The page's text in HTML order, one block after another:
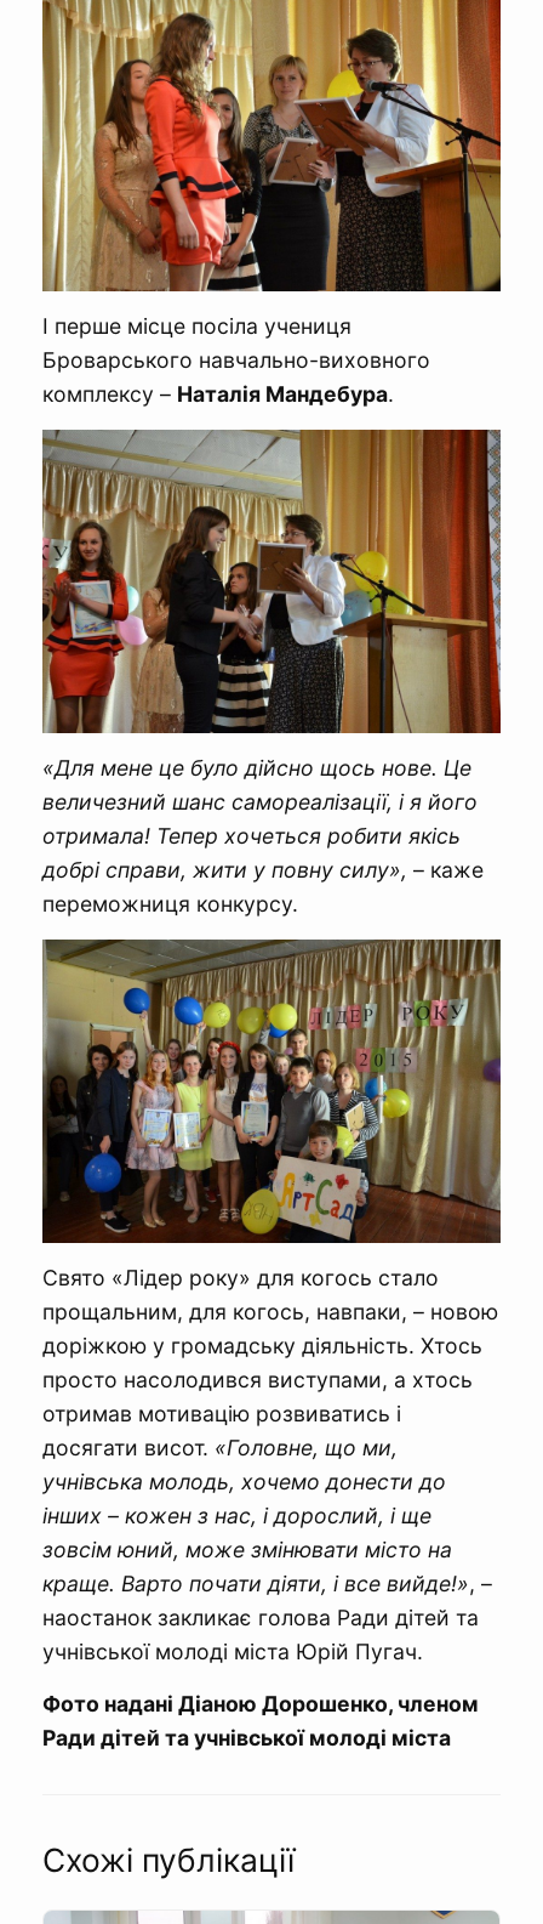
І перше місце посіла учениця
Броварського навчально-виховного
комплексу – Наталія Мандебура.
«Для мене це було дійсно щось нове. Це
величезний шанс самореалізації, і я його
отримала! Тепер хочеться робити якісь
добрі справи, жити у повну силу», – каже
переможниця конкурсу.
Свято «Лідер року» для когось стало
прощальним, для когось, навпаки, – новою
доріжкою у громадську діяльність. Хтось
просто насолодився виступами, а хтось
отримав мотивацію розвиватись і
досягати висот. «Головне, що ми,
учнівська молодь, хочемо донести до
інших – кожен з нас, і дорослий, і ще
зовсім юний, може змінювати місто на
краще. Варто почати діяти, і все вийде!», –
наостанок закликає голова Ради дітей та
учнівської молоді міста Юрій Пугач.
Фото надані Діаною Дорошенко, членом
Ради дітей та учнівської молоді міста
Схожі публікації